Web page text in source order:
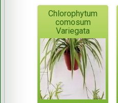
Chlorophytum
comosum
Variegata